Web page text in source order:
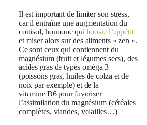
Il est important de limiter son stress,
car il entraîne une augmentation du
cortisol, hormone qui booste l’appétit
et miser alors sur des aliments « zen ».
Ce sont ceux qui contiennent du
magnésium (fruit et légumes secs), des
acides gras de types oméga 3
(poissons gras, huiles de colza et de
noix par exemple) et de la
vitamine B6 pour favoriser
l’assimilation du magnésium (céréales
complètes, viandes, volailles…).